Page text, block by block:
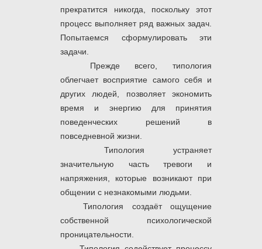
прекратится никогда, поскольку этот
процесс выполняет ряд важных задач.
Попытаемся сформулировать эти
задачи.
Прежде всего, типология
облегчает восприятие самого себя и
других людей, позволяет экономить
время и энергию для принятия
поведенческих решений в
повседневной жизни.
Типология устраняет
значительную часть тревоги и
напряжения, которые возникают при
общении с незнакомыми людьми.
Типология создаёт ощущение
собственной психологической
проницательности.